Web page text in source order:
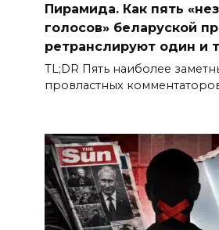
Пирамида. Как пять
голосов» беларуской
ретранслируют один и
TL;DR Пять наиболее
провластных